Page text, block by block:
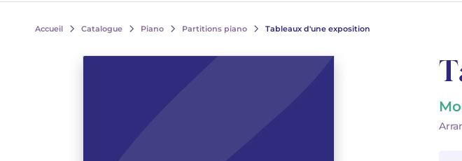
Accueil Catalogue Piano Partitions piano Tableaux d'une exposition